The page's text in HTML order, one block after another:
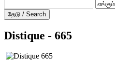
தேடு / Search
Distique - 665